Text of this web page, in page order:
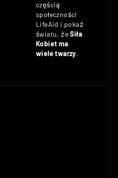
częścią
społeczności
LifeAid i pokaż
światu, żeSiła
Kobiet ma
wiele twarzy.